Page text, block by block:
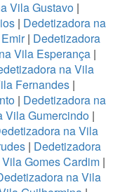
Vila Gustavo|
| Dedetizadora na
| Dedetizadora
Vila Esperança |
na Vila
Fernandes |
| Dedetizadora na
Vila Gumercindo |
na Vila
| Dedetizadora
Gomes Cardim |
na Vila